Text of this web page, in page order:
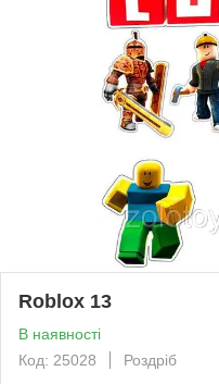
Roblox 13
В наявності
Код: 25028
Роздріб